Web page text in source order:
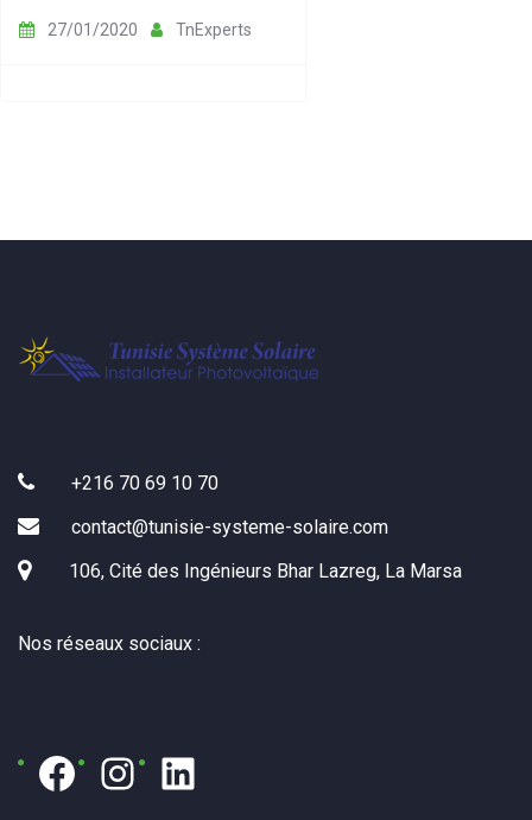
27/01/2020 TnExperts
+216 70 69 10 70
contact@tunisie-systeme-solaire.com
106, Cité des Ingénieurs Bhar Lazreg, La Marsa
Nos réseaux sociaux :